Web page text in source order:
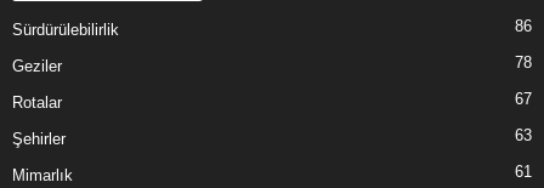
Sürdürülebilirlik 86
Geziler 78
Rotalar 67
Şehirler 63
Mimarlık 61